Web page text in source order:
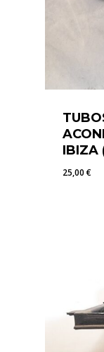
IBIZA
25,00€